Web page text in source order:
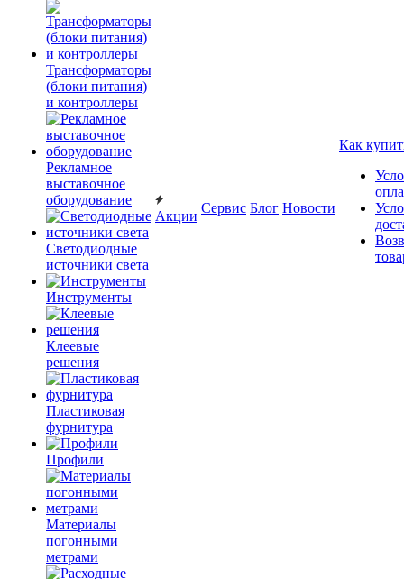
Трансформаторы
(блоки питания)
и контроллеры
Рекламное
выставочное
оборудование
Светодиодные
источники света
Инструменты
Клеевые
решения
Пластиковая
фурнитура
Профили
Материалы
погонными
метрами
Акции
Сервис Блог Новости
Как